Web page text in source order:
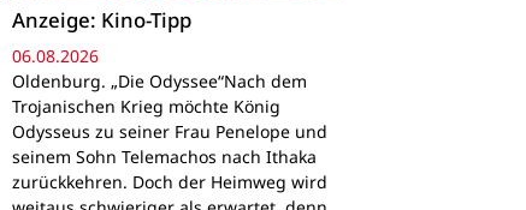
Anzeige: Kino-Tipp
06.08.2026
Oldenburg. „Die Odyssee“Nach dem
Trojanischen Krieg möchte König
Odysseus zu seiner Frau Penelope und
seinem Sohn Telemachos nach Ithaka
zurückkehren. Doch der Heimweg wird